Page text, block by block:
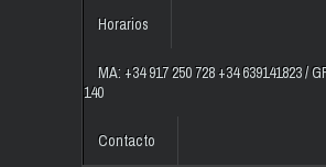
Horarios
MA: +34 917 250 728 +34 639141823 /
140
Contacto